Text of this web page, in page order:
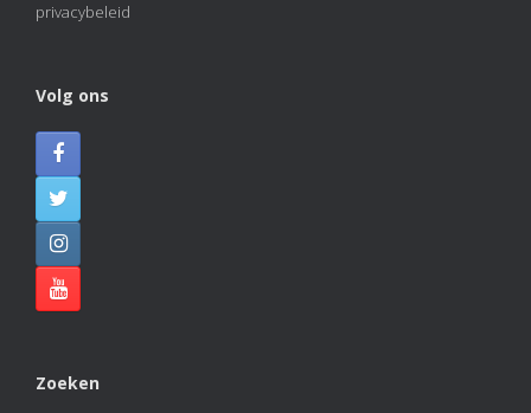
privacybeleid
Volg ons
Zoeken